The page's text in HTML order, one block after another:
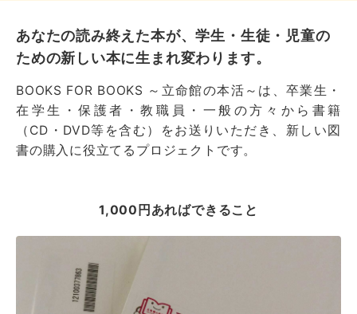
あなたの読み終えた本が、学生・生徒・児童の
ための新しい本に生まれ変わります。
BOOKS FOR BOOKS ～立命館の本活～は、卒業生・
在学生・保護者・教職員・一般の方々から書籍
（CD・DVD等を含む）をお送りいただき、新しい図
書の購入に役立てるプロジェクトです。
1,000円あればできること